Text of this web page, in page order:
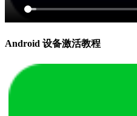
Android 设备激活教程